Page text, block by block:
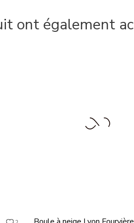
ont également